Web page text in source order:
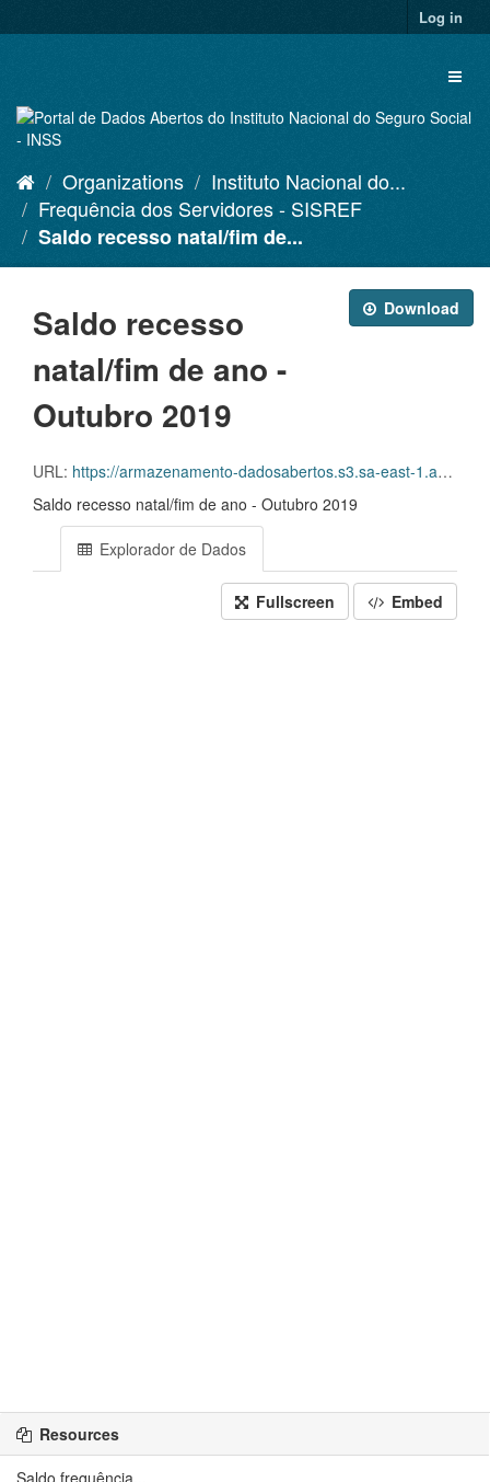
to
Log in
Organizations
Instituto Nacional do...
Frequência dos Servidores - SISREF
Saldo recesso natal/fim de...
Download
Saldo recesso
natal/fim de ano -
Outubro 2019
URL: https://armazenamento-dadosabertos.s3.sa-east-1.amazonaws.com/Plano+2016_2018_Grupos+de+dados/INSS+-+Frequ%C3%AAncia+dos+Servidores+-+SISREF/d-srf-fqs-002-acsinss-201910.csv
Saldo recesso natal/fim de ano - Outubro 2019
Explorador de Dados
Fullscreen Embed
Resources
Saldo frequência...